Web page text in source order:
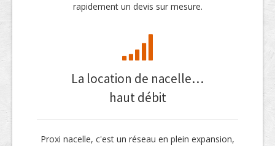
rapidement un devis sur mesure.
La location de nacelle…
haut débit
Proxi nacelle, c'est un réseau en plein expansion,